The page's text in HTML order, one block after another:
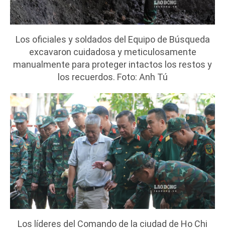
Los oficiales y soldados del Equipo de Búsqueda
excavaron cuidadosa y meticulosamente
manualmente para proteger intactos los restos y
los recuerdos. Foto: Anh Tú
Los líderes del Comando de la ciudad de Ho Chi